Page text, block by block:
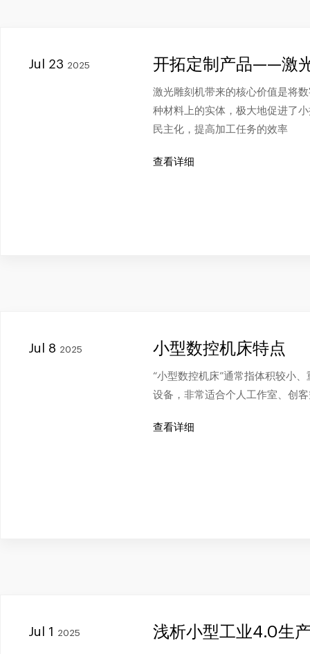
Jul 23 2025 开拓定制产品——激
激光雕刻机带来的核心价值是将
种材料上的实体，极大地促进了
民主化，提高加工任务的效率
查看详细
Jul 8 2025 小型数控机床特点
“小型数控机床”通常指体积较小
设备，非常适合个人工作室、创
查看详细
Jul 1 2025 浅析小型工业4.0生